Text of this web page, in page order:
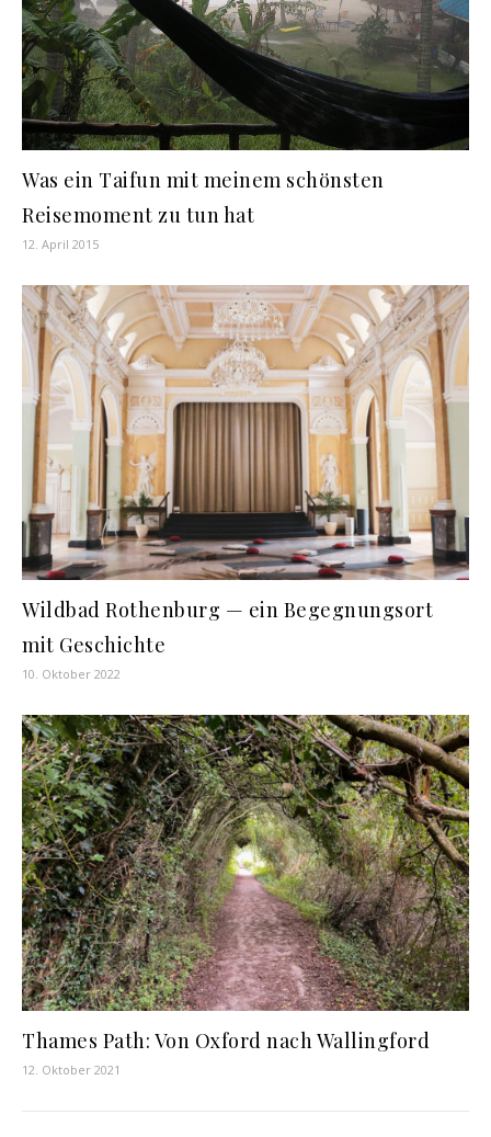
Was ein Taifun mit meinem schönsten
Reisemoment zu tun hat
12. April 2015
Wildbad Rothenburg — ein Begegnungsort
mit Geschichte
10. Oktober 2022
Thames Path: Von Oxford nach Wallingford
12. Oktober 2021